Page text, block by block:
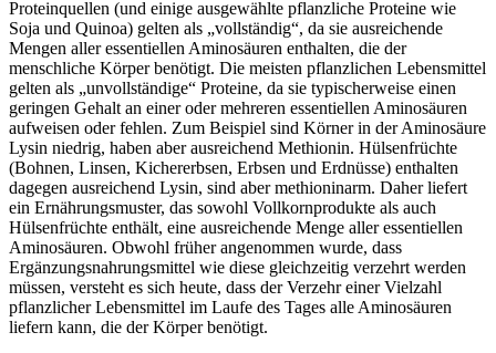
Proteinquellen (und einige ausgewählte pflanzliche Proteine wie
Soja und Quinoa) gelten als „vollständig“, da sie ausreichende
Mengen aller essentiellen Aminosäuren enthalten, die der
menschliche Körper benötigt. Die meisten pflanzlichen Lebensmittel
gelten als „unvollständige“ Proteine, da sie typischerweise einen
geringen Gehalt an einer oder mehreren essentiellen Aminosäuren
aufweisen oder fehlen. Zum Beispiel sind Körner in der Aminosäure
Lysin niedrig, haben aber ausreichend Methionin. Hülsenfrüchte
(Bohnen, Linsen, Kichererbsen, Erbsen und Erdnüsse) enthalten
dagegen ausreichend Lysin, sind aber methioninarm. Daher liefert
ein Ernährungsmuster, das sowohl Vollkornprodukte als auch
Hülsenfrüchte enthält, eine ausreichende Menge aller essentiellen
Aminosäuren. Obwohl früher angenommen wurde, dass
Ergänzungsnahrungsmittel wie diese gleichzeitig verzehrt werden
müssen, versteht es sich heute, dass der Verzehr einer Vielzahl
pflanzlicher Lebensmittel im Laufe des Tages alle Aminosäuren
liefern kann, die der Körper benötigt.